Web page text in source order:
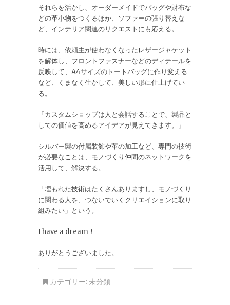
それらを活かし、オーダーメイドでバッグや財布な
どの革小物をつくるほか、ソファーの張り替えな
ど、インテリア関連のリクエストにも応える。
時には、依頼主が使わなくなったレザージャケット
を解体し、フロントファスナーなどのディテールを
反映して、A4サイズのトートバッグに作り変える
など、くまなく生かして、美しい形に仕上げてい
る。
「カスタムショップは人と会話することで、製品と
しての価値を高めるアイデアが見えてきます。」
シルバー製の付属装飾や革の加工など、専門の技術
が必要なことは、モノづくり仲間のネットワークを
活用して、解決する。
「埋もれた技術はたくさんありますし、モノづくり
に関わる人を、つないでいくクリエイションに取り
組みたい」という。
I have a dream！
ありがとうございました。
カテゴリー:未分類